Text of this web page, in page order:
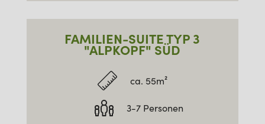
FAMILIEN-SUITE TYP 3
"ALPKOPF" SÜD
ca. 55m²
3-7 Personen